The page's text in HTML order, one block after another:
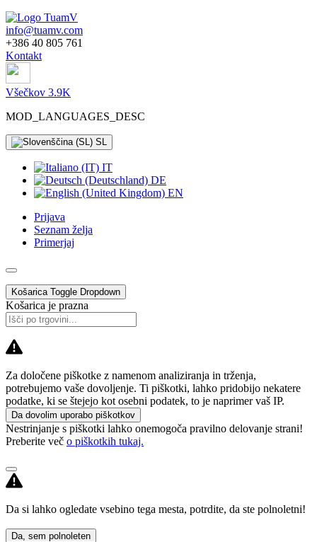
info@tuamv.com
+386 40 805 761
Kontakt
Všečkov 3.9K
MOD_LANGUAGES_DESC
SL
IT
DE
EN
Prijava
Seznam želja
Primerjaj
Košarica Toggle Dropdown
Košarica je prazna
Za določene piškotke z namenom analiziranja in trženja,
potrebujemo vaše dovoljenje. Ti piškotki, lahko pridobijo nekatere
podatke, ki se štejejo kot osebni podatek, to je naprimer vaš IP.
Da dovolim uporabo piškotkov
Nestrinjanje s piškotki lahko onemogoča pravilno delovanje strani!
Preberite več o piškotkih tukaj.
Da si lahko ogledate vsebino tega mesta, potrdite, da ste polnoletni!
Da, sem polnoleten